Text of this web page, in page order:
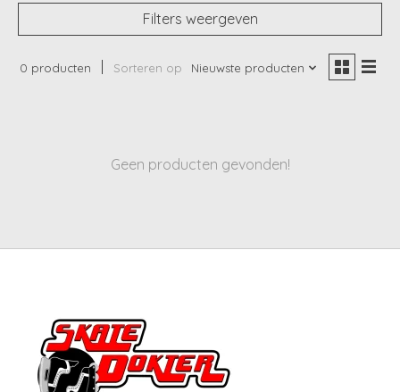
Filters weergeven
0 producten Sorteren op Nieuwste producten
Geen producten gevonden!